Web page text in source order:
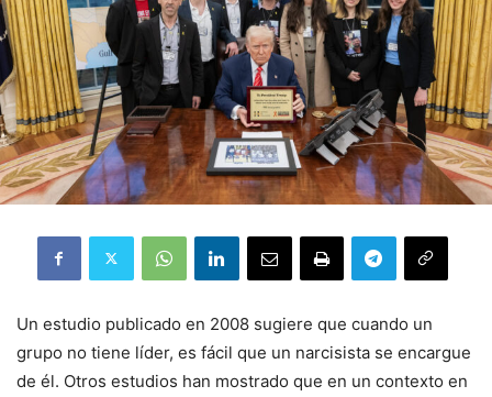
Un estudio publicado en 2008 sugiere que cuando un
grupo no tiene líder, es fácil que un narcisista se encargue
de él. Otros estudios han mostrado que en un contexto en